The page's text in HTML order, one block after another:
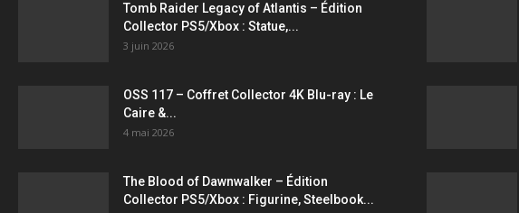
Tomb Raider Legacy of Atlantis – Édition
Collector PS5/Xbox : Statue,...
3 juin 2026
OSS 117 – Coffret Collector 4K Blu-ray : Le
Caire &...
4 mai 2026
The Blood of Dawnwalker – Édition
Collector PS5/Xbox : Figurine, Steelbook...